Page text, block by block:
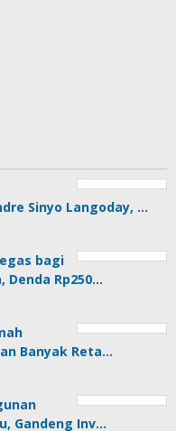
Sinyo Langoday, …
bagi
Denda Rp250…
Banyak Reta…
Gandeng Inv…